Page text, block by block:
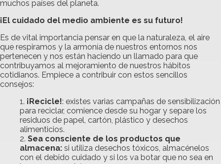
muchos países del planeta.
¡El cuidado del medio ambiente es su futuro!
Es de vital importancia pensar en que la naturaleza, el aire
que respiramos y la armonía de nuestros entornos nos
pertenecen y nos están haciendo un llamado para que
contribuyamos al mejoramiento de nuestros hábitos
cotidianos. Empiece a contribuir con estos sencillos
consejos:
¡Recicle!: existes varias campañas de sensibilización
para reciclar, comience desde su hogar y separe los
residuos de papel, cartón, plástico y desechos
alimenticios.
Sea consciente de los productos que
almacena: si utiliza desechos tóxicos, almacénelos
con el debido cuidado y si los va botar que no sea en